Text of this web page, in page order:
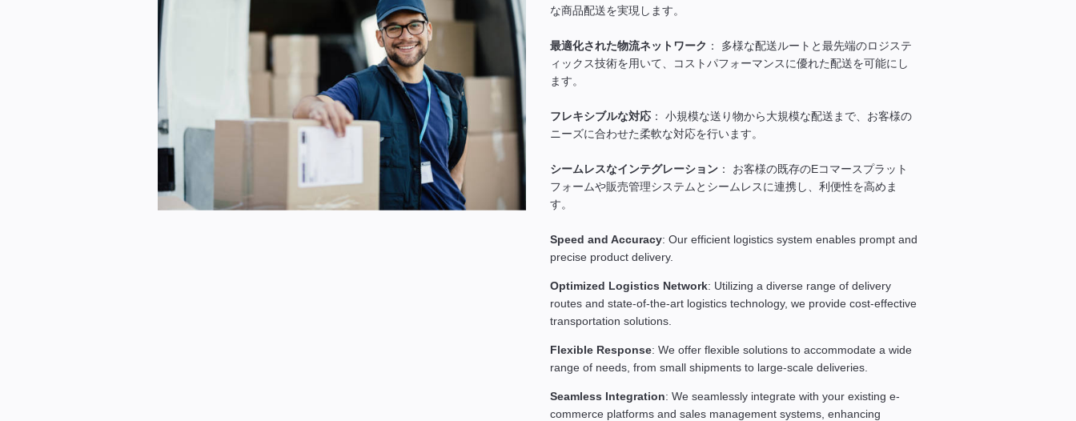
な商品配送を実現します。
最適化された物流ネットワーク ： 多様な配送ルートと最先端のロジステ
ィックス技術を用いて、コストパフォーマンスに優れた配送を可能にし
ます。
フレキシブルな対応 ： 小規模な送り物から大規模な配送まで、お客様の
ニーズに合わせた柔軟な対応を行います。
シームレスなインテグレーション ： お客様の既存のEコマースプラット
フォームや販売管理システムとシームレスに連携し、利便性を高めま
す。
Speed and Accuracy: Our efficient logistics system enables prompt and
precise product delivery.
Optimized Logistics Network: Utilizing a diverse range of delivery
routes and state-of-the-art logistics technology, we provide cost-effective
transportation solutions.
Flexible Response: We offer flexible solutions to accommodate a wide
range of needs, from small shipments to large-scale deliveries.
Seamless Integration: We seamlessly integrate with your existing e-
commerce platforms and sales management systems, enhancing